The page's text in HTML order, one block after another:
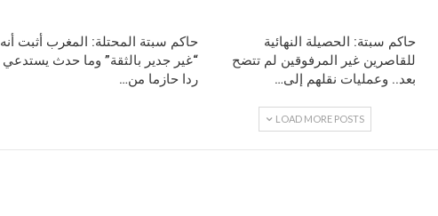
حاكم سبتة: الحصيلة النهائية
للقاصرين غير المرفوقين لم تتضح
بعد.. وعمليات نقلهم إلى…
حاكم سبتة المحتلة: المغرب أثبت أنه
“غير جدير بالثقة” وما حدث يستدعي
ردا حازما من…
LOAD MORE POSTS